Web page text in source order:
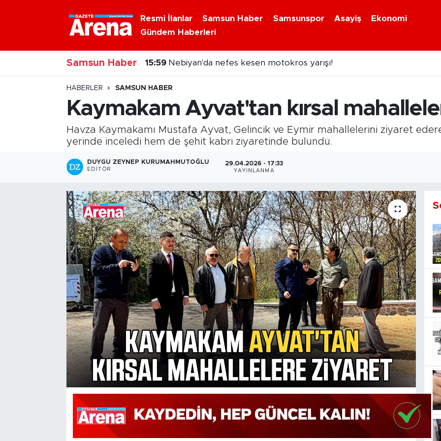
Resmi İlanlar Samsun Haber Samsunspor Asayiş
Ekonomi
Gündem Haberleri
Samsun Haber 15:59 Nebiyan'da nefes kesen motokros yarışı!
HABERLER SAMSUN HABER
Kaymakam Ayvat'tan kırsal
Havza Kaymakamı Mustafa Ayvat, Gelincik ve Eymir mahallelerini ziyaret
yerinde inceledi hem de şehit kabri ziyaretinde bulundu.
DUYGU ZEYNEP KURUMAHMUTOĞLU
EDITÖR
29.04.2026 - 17:33
YAYINLANMA
Nöbetçi Eczaneler
Hava Durumu
Samsun Namaz Vakitleri
Trafik Durumu
Süper Lig Puan Durumu ve Fikstür
Tüm Manşetler
Haber Arşivi